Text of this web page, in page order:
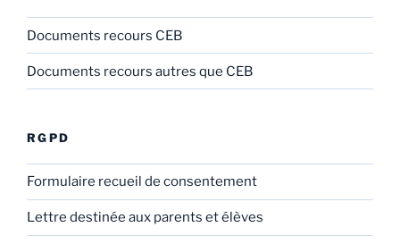
Documents recours CEB
Documents recours autres que CEB
RGPD
Formulaire recueil de consentement
Lettre destinée aux parents et élèves